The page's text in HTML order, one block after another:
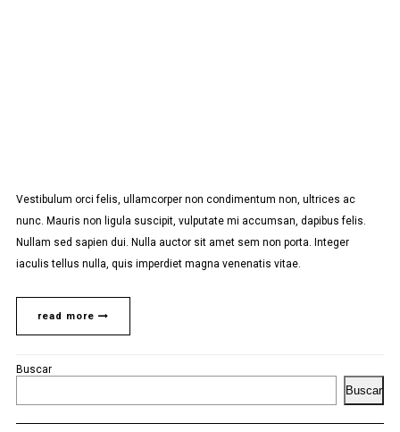
Vestibulum orci felis, ullamcorper non condimentum non, ultrices ac
nunc. Mauris non ligula suscipit, vulputate mi accumsan, dapibus felis.
Nullam sed sapien dui. Nulla auctor sit amet sem non porta. Integer
iaculis tellus nulla, quis imperdiet magna venenatis vitae.
read more
Buscar
Buscar